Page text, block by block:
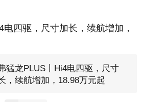
四驱，尺寸加长，续航增加，
猛龙PLUS〡Hi4电四驱，尺寸
，续航增加，18.98万元起